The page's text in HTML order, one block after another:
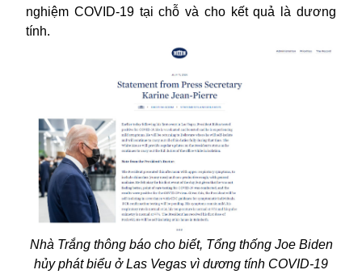
nghiệm COVID-19 tại chỗ và cho kết quả là dương
tính.
Nhà Trắng thông báo cho biết, Tổng thống Joe Biden
hủy phát biểu ở Las Vegas vì dương tính COVID-19